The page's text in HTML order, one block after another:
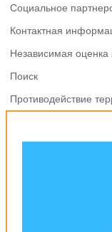
Социальное
Контактная
Независимая оценка
Поиск
Противодействие